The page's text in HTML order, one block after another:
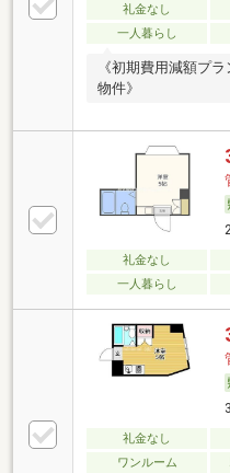
礼金なし
一人暮らし
《初期費用減額プ
物件》
礼金なし
一人暮らし
礼金なし
ワンルーム